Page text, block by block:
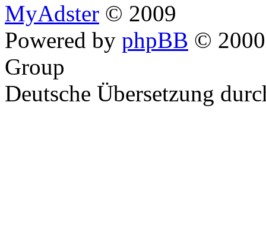
MyAdster © 2009
Powered by phpBB ©
Group
Deutsche Übersetzung